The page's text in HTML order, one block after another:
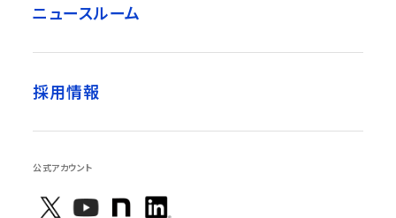
ニュースルーム
採用情報
公式アカウント